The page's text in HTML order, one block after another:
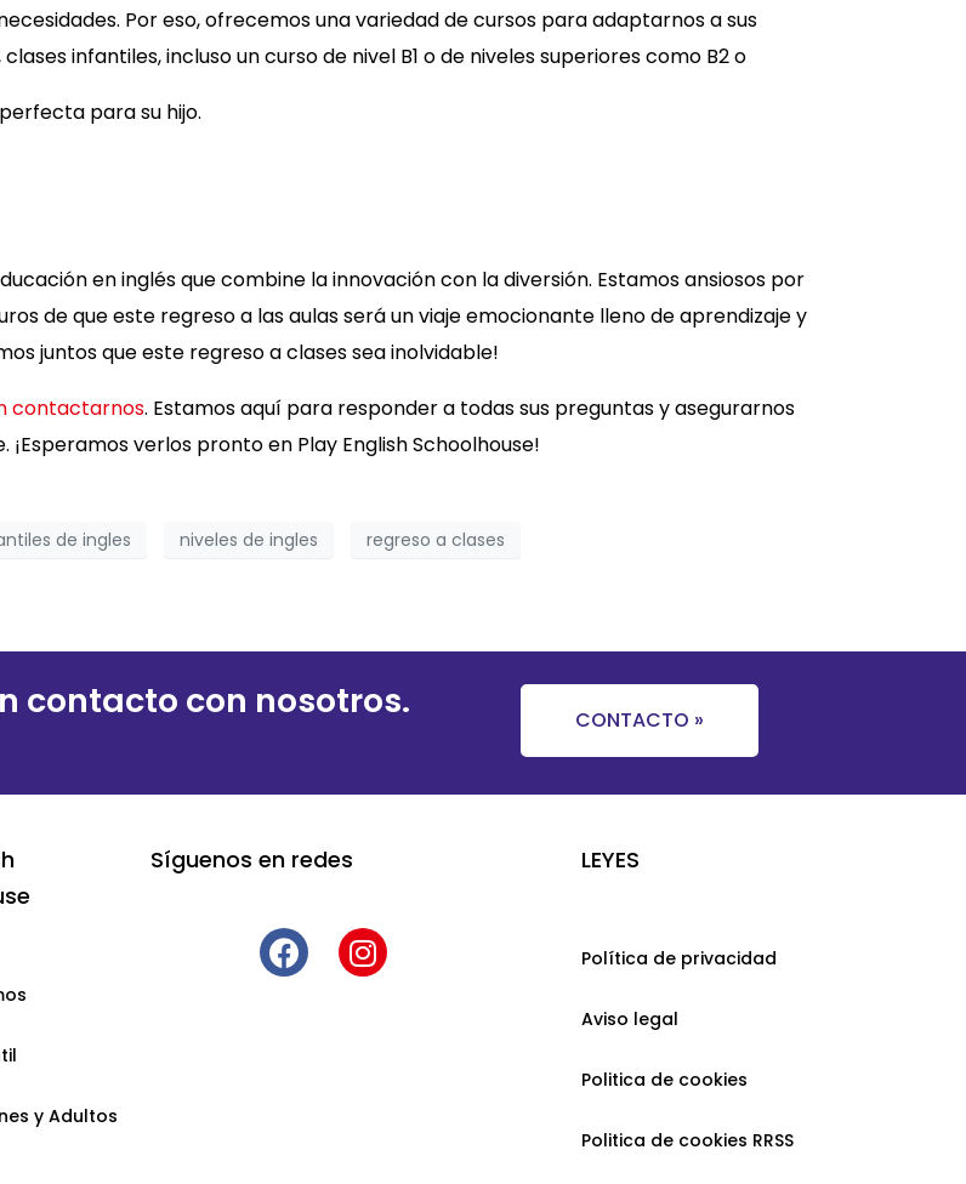
Por eso, ofrecemos una variedad de cursos para adaptarnos a sus
infantiles, incluso un curso de nivel B1 o de niveles superiores como B2 o
para su hijo.
en inglés que combine la innovación con la diversión. Estamos ansiosos por
de que este regreso a las aulas será un viaje emocionante lleno de aprendizaje y
juntos que este regreso a clases sea inolvidable!
contactarnos. Estamos aquí para responder a todas sus preguntas y asegurarnos
verlos pronto en Play English Schoolhouse!
de ingles niveles de ingles regreso a clases
contacto con nosotros. CONTACTO »
y Adultos
Síguenos en redes LEYES
Política de privacidad
Aviso legal
Politica de cookies
Politica de cookies RRSS